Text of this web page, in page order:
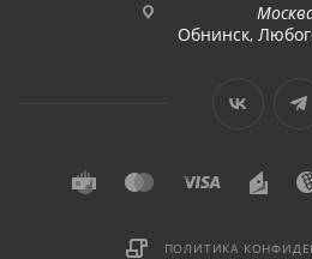
Обнинск,
ПОЛИТИКА